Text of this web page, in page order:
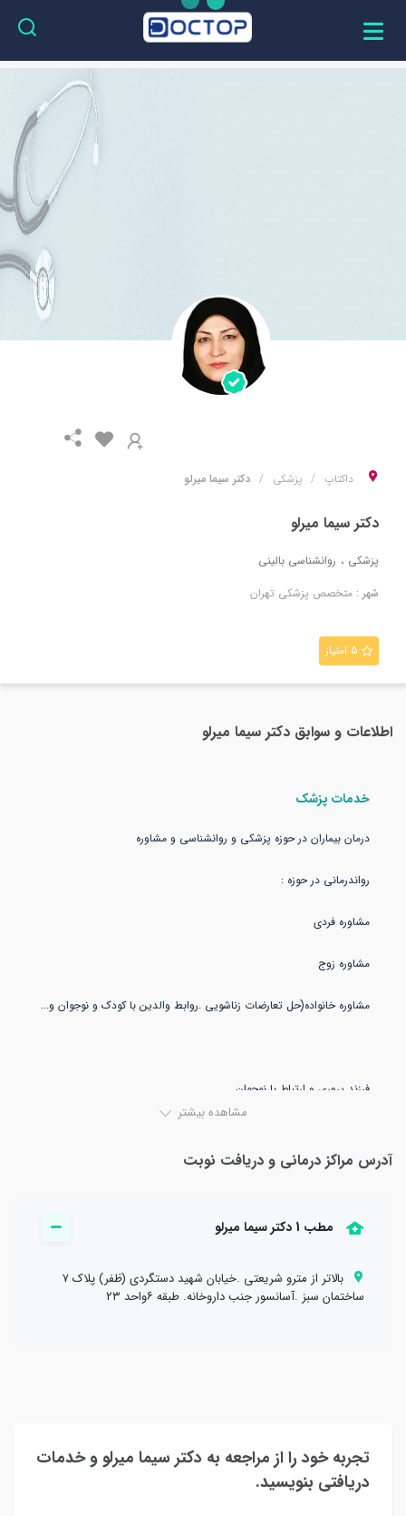
داکتاپ پزشکی دکتر سیما میرلو
دکتر سیما میرلو
پزشکی
روانشناسی بالینی
شهر : متخصص پزشکی تهران
۵ امتیاز
اطلاعات و سوابق دکتر سیما میرلو
خدمات پزشک
اجرای آزمونهای روانشناختی در حوزه شخصیت .هوش.و...
مشاهده بیشتر
آدرس مراکز درمانی و دریافت نوبت
مطب 1 دکتر سیما میرلو
بالاتر از مترو شریعتی .خیابان شهید دستگردی (ظفر) پلاک ۷
ساختمان سبز .آسانسور جنب داروخانه. طبقه ۶واحد ۲۳
تجربه خود را از مراجعه به دکتر سیما میرلو و خدمات
دریافتی بنویسید.